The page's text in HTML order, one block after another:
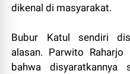
dikenal di masyarakat.
Bubur Katul sendiri
alasan. Parwito
bahwa